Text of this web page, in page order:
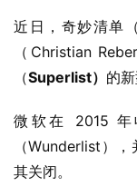
近日，奇妙清单
（Christian
（Superlist） 的
微软在 2015
（Wunderlist）
其关闭。